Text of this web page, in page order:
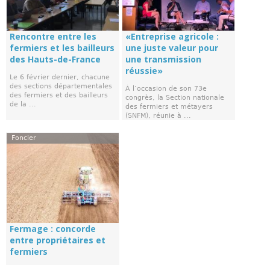
Rencontre entre les
fermiers et les bailleurs
des Hauts-de-France
Le 6 février dernier, chacune
des sections départementales
des fermiers et des bailleurs
de la ...
«Entreprise agricole :
une juste valeur pour
une transmission
réussie»
À l’occasion de son 73e
congrès, la Section nationale
des fermiers et métayers
(SNFM), réunie à ...
Foncier
Fermage : concorde
entre propriétaires et
fermiers